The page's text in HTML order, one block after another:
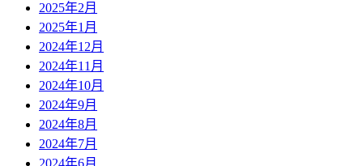
2025年2月
2025年1月
2024年12月
2024年11月
2024年10月
2024年9月
2024年8月
2024年7月
2024年6月